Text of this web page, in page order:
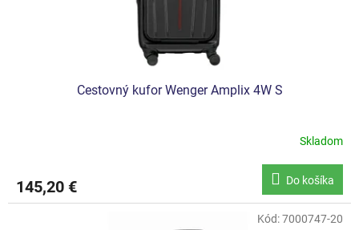
Cestovný kufor Wenger Amplix 4W S
je
5,0
Skladom
145,20 € Do košíka
Kód:7000747-20